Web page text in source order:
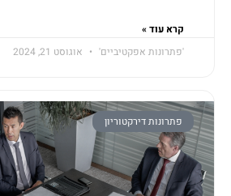
קרא עוד »
'פתרונות אפקטיביים'
אוגוסט 21, 2024
פתרונות דירקטוריון